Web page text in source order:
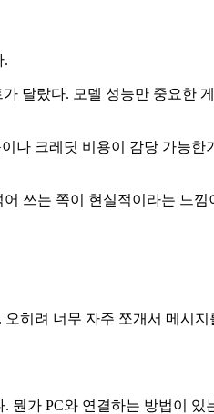
.
달랐다. 모델 성능만 중요한
나 크레딧 비용이 감당 가능한
쓰는 쪽이 현실적이라는 느낌
히려 너무 자주 쪼개서 메시지
뭔가 PC와 연결하는 방법이